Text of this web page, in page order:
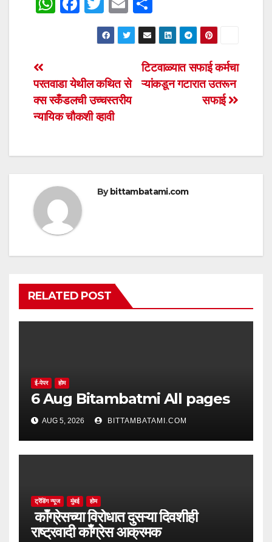
A
p
p
b
o
o
wi
tt
m
ail
h
ar
e
Post
navigation
टिटवाळ्यात सफाई कर्मचा
ऱ्यांकडून गटारात उतरून
सफाई
परतवाडा येथील कथित से
क्स स्कँडलची उच्चस्तरीय
न्यायिक चौकशी व्हावी
By bittambatami.com
RELATED POST
ई-पेपर होम
6 Aug Bitambatmi All pages
AUG 5, 2026 BITTAMBATAMI.COM
ट्रेंडिंग न्यूज मुंबई होम
काँग्रेसच्या विरोधात दुसऱ्या दिवशीही
राष्ट्रवादी काँग्रेस आक्रमक